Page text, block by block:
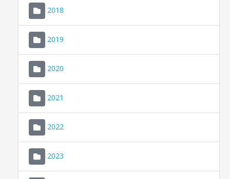
2018
2019
2020
2021
2022
2023